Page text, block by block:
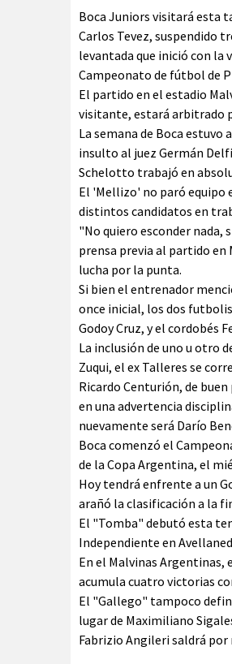
Boca Juniors visitará esta
Carlos Tevez, suspendido
levantada que inició con la
Campeonato de fútbol de
El partido en el estadio
visitante, estará arbitrado
La semana de Boca
insulto al juez Germán
Schelotto trabajó en
El 'Mellizo' no paró equipo
distintos candidatos en
"No quiero esconder nada,
prensa previa al partido en
lucha por la punta.
Si bien el entrenador
once inicial, los dos
Godoy Cruz, y el cordobés
La inclusión de uno u otro
Zuqui, el ex Talleres se
Ricardo Centurión, de
en una advertencia
nuevamente será Darío
Boca comenzó el
de la Copa Argentina, el
Hoy tendrá enfrente a un
arañó la clasificación a la
El "Tomba" debutó esta
Independiente en
En el Malvinas Argentinas,
acumula cuatro victorias
El "Gallego" tampoco
lugar de Maximiliano
Fabrizio Angileri saldrá por